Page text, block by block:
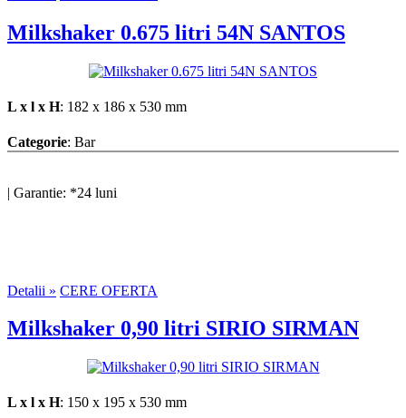
Milkshaker 0.675 litri 54N SANTOS
L x l x H: 182 x 186 x 530 mm
Categorie: Bar
| Garantie: *24 luni
Detalii » CERE OFERTA
Milkshaker 0,90 litri SIRIO SIRMAN
L x l x H: 150 x 195 x 530 mm